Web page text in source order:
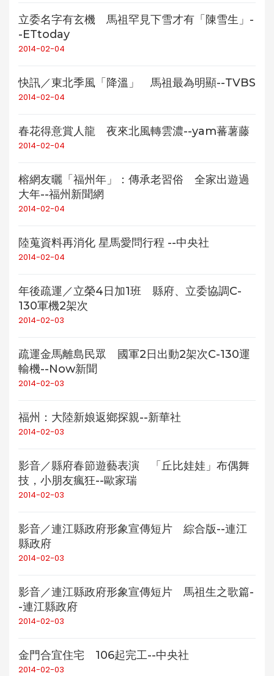
立委名字有玄機 馬祖罕見下雪才有「陳雪生」-
-ETtoday
2014-02-04
快訊／東北季風「降溫」 馬祖最為明顯--TVBS
2014-02-04
春花得意賞人龍 夜來北風轉雲濃--yam蕃薯藤
2014-02-04
榕網友曬「福州年」：傳承老習俗 全家出遊過
大年--福州新聞網
2014-02-04
陸蒐資料再消化 星馬愛問行程 --中央社
2014-02-04
年後疏運／立榮4日加1班 縣府、立委協調C-
130軍機2架次
2014-02-03
疏運金馬離島民眾 國軍2日出動2架次C-130運
輸機--Now新聞
2014-02-03
福州：大陸新娘返鄉探親--新華社
2014-02-03
影音／縣府春節遊藝表演 「丘比娃娃」布偶舞
技，小朋友瘋狂--歐家瑞
2014-02-03
影音／連江縣政府形象宣傳短片 綜合版--連江
縣政府
2014-02-03
影音／連江縣政府形象宣傳短片 馬祖生之歌篇-
-連江縣政府
2014-02-03
金門合宜住宅 106起完工--中央社
2014-02-03